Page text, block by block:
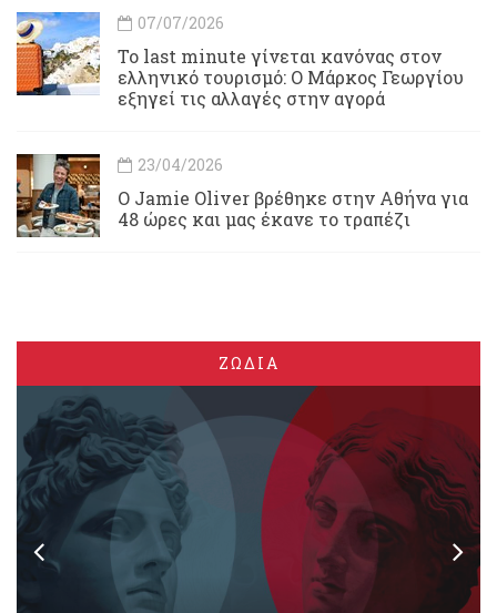
07/07/2026
Το last minute γίνεται κανόνας στον
ελληνικό τουρισμό: Ο Μάρκος Γεωργίου
εξηγεί τις αλλαγές στην αγορά
23/04/2026
Ο Jamie Oliver βρέθηκε στην Αθήνα για
48 ώρες και μας έκανε το τραπέζι
ΖΩΔΙΑ